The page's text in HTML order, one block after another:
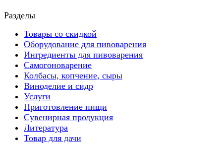
Разделы
Товары со скидкой
Оборудование для пивоварения
Ингредиенты для пивоварения
Самогоноварение
Колбасы, копчение, сыры
Виноделие и сидр
Услуги
Приготовление пищи
Сувенирная продукция
Литература
Товар для дачи